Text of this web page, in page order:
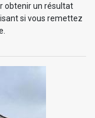
obtenir un résultat
si vous remettez